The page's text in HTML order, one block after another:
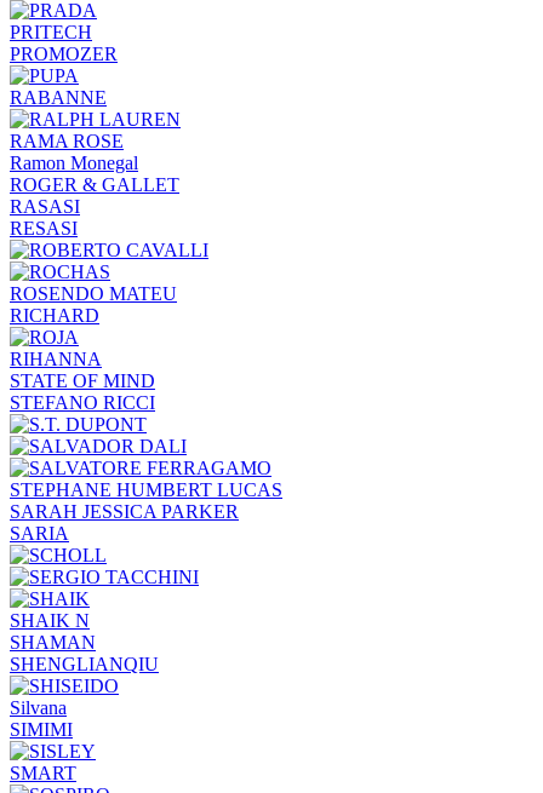
PRITECH
PROMOZER
RABANNE
RAMA ROSE
Ramon Monegal
ROGER & GALLET
RASASI
RESASI
ROSENDO MATEU
RICHARD
RIHANNA
STATE OF MIND
STEFANO RICCI
STEPHANE HUMBERT LUCAS
SARAH JESSICA PARKER
SARIA
SHAIK N
SHAMAN
SHENGLIANQIU
Silvana
SIMIMI
SMART